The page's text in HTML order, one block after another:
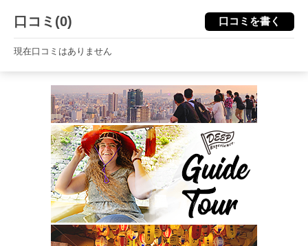
口コミ(0) 口コミを書く
現在口コミはありません